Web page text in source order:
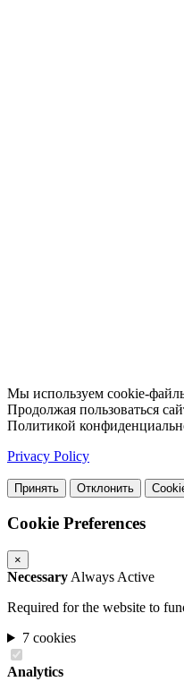
Мы используем cookie-
Продолжая пользоваться
Политикой
Privacy Policy
Принять Отклонить
Cookie Preferences
×
Necessary Always Active
Required for the website to
7 cookies
Analytics